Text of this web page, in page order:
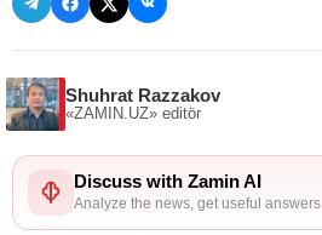
Shuhrat Razzakov
«ZAMIN.UZ» editör
Discuss with Zamin AI
Analyze the news, get useful answers